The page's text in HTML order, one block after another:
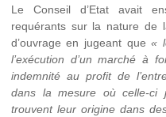
Le Conseil d’Etat avait
requérants sur la nature de
d’ouvrage en jugeant que«
l’exécution d’un marché à
indemnité au profit de
dans la mesure où celle-ci
trouvent leur origine dans